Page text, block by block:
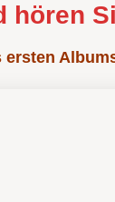
hören
ersten